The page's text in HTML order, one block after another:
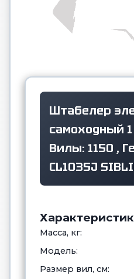
Штабелер
самоходный
Вилы: 1150 ,
CL1035J
Масса, кг:
Модель:
Размер вил, см: